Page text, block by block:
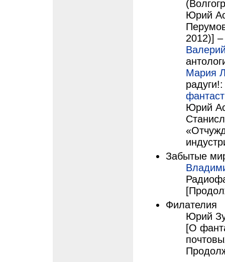
Юрий
2012)]
Мария
Юрий
Забытые
Филателия
Юрий
[О